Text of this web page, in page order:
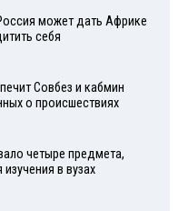
может дать Африке
себя
Совбез и кабмин
о происшествиях
четыре предмета,
в вузах